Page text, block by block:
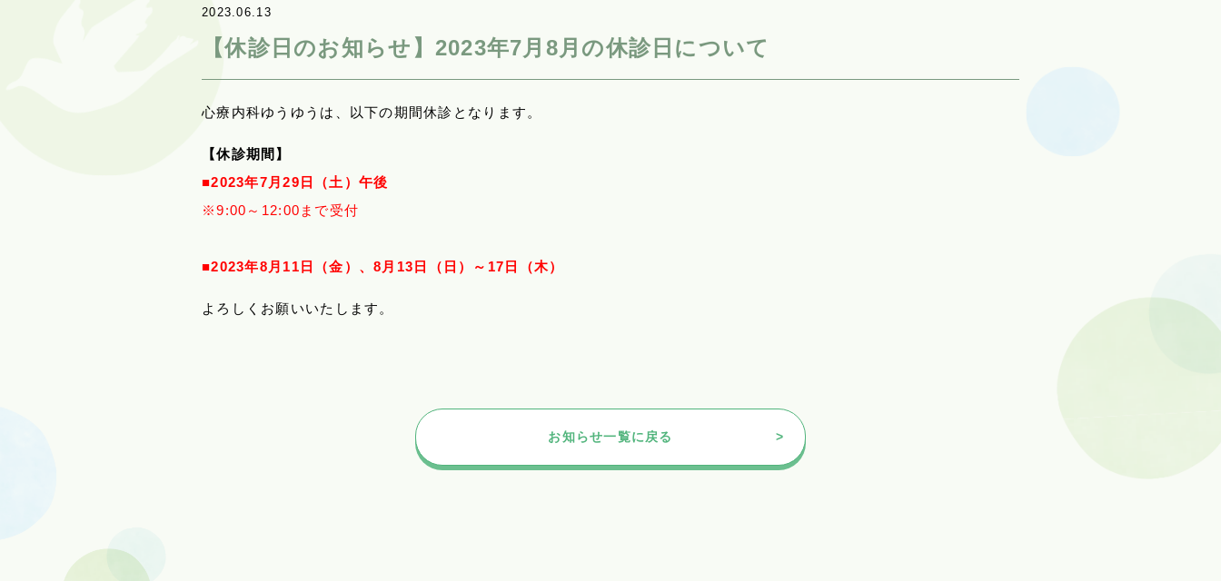
2023.06.13
【休診日のお知らせ】2023年7月8月の休診日について
心療内科ゆうゆうは、以下の期間休診となります。
【休診期間】
■2023年7月29日（土）午後
※9:00～12:00まで受付
■2023年8月11日（金）、8月13日（日）～17日（木）
よろしくお願いいたします。
お知らせ一覧に戻る